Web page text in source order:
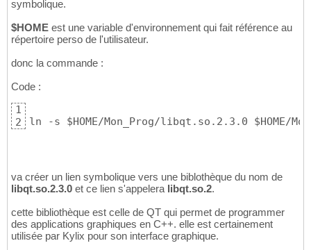
symbolique.
$HOME est une variable d'environnement qui fait référence au
répertoire perso de l'utilisateur.
donc la commande :
Code :
1
2
ln -s $HOME/Mon_Prog/libqt.so.2.3.0 $HOME/
va créer un lien symbolique vers une biblothèque du nom de
libqt.so.2.3.0 et ce lien s'appelera libqt.so.2.
cette bibliothèque est celle de QT qui permet de programmer
des applications graphiques en C++. elle est certainement
utilisée par Kylix pour son interface graphique.